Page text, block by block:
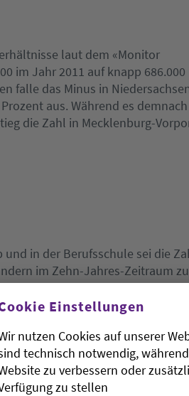
laut dem «Monitor
im Jahr 2011 auf knapp
falle das Minus in
aus. Während es
die Zahl in Mecklenburg-
in der Berufsschule sei die
im Zehn-Jahres-Zeitraum
um rund 23 Prozent, in Berlin
Einstellungen
nutzen Cookies auf unserer
technisch notwendig,
zu verbessern oder
zu stellen